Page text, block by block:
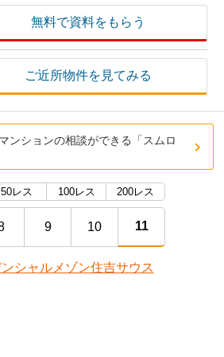
無料で資料をもらう
ご近所物件を見てみる
ンションの相談ができる「スムロ
50レス 100レス 200レス
9 10 11
シャルメゾン住吉サウス